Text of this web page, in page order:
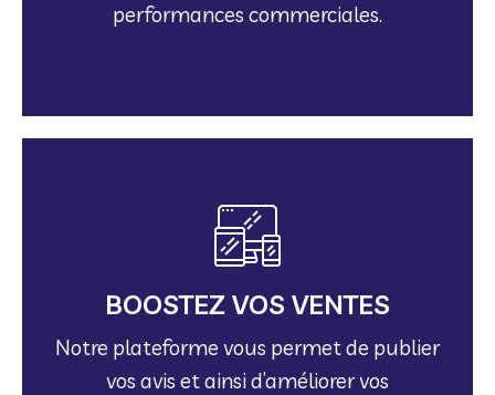
performances commerciales.
BOOSTEZ VOS VENTES
Notre plateforme vous permet de publier
vos avis et ainsi d’améliorer vos
Notre plateforme vous permet de publier
vos avis et ainsi d’améliorer vos
performances webmarketing, votre ROI et
de favoriser la recommandation de votre
entreprise.